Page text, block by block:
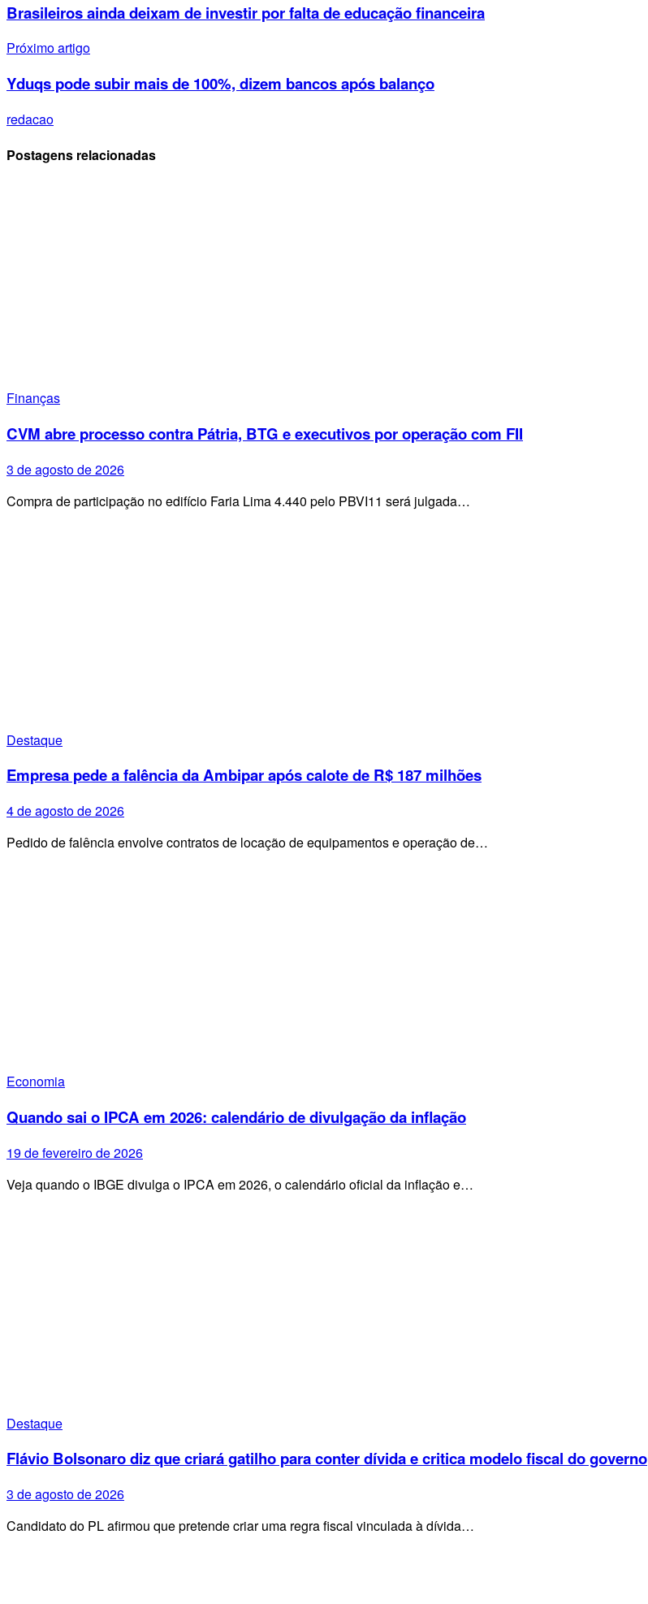
Brasileiros ainda deixam de investir por falta de educação financeira
Próximo artigo
Yduqs pode subir mais de 100%, dizem bancos após balanço
redacao
Postagens relacionadas
Finanças
CVM abre processo contra Pátria, BTG e executivos por operação com FII
3 de agosto de 2026
Compra de participação no edifício Faria Lima 4.440 pelo PBVI11 será julgada…
Destaque
Empresa pede a falência da Ambipar após calote de R$ 187 milhões
4 de agosto de 2026
Pedido de falência envolve contratos de locação de equipamentos e operação de…
Economia
Quando sai o IPCA em 2026: calendário de divulgação da inflação
19 de fevereiro de 2026
Veja quando o IBGE divulga o IPCA em 2026, o calendário oficial da inflação e…
Destaque
Flávio Bolsonaro diz que criará gatilho para conter dívida e critica modelo fiscal do governo
3 de agosto de 2026
Candidato do PL afirmou que pretende criar uma regra fiscal vinculada à dívida…